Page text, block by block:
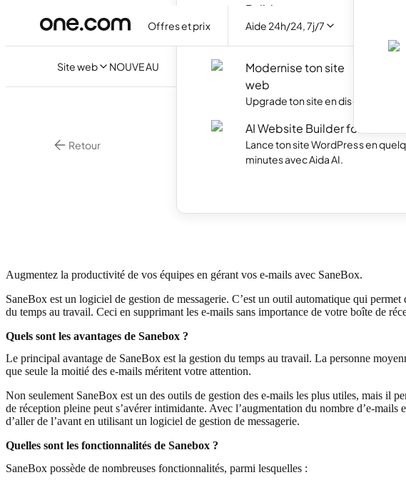
Offres et prix Aide 24h/24, 7j/7
Site web NOUVEAU
Builder
Crée ton site facilement en
Modernise ton site
web
Upgrade ton site en discutant avec
AI Website Builder for WP
Lance ton site WordPress en
minutes avec Aida AI.
Retour
Email •5 min. de lecture
Qu’est-ce
Augmentez la productivité de vos équipes en gérant vos e-mails avec SaneBox.
SaneBox est un logiciel de gestion de messagerie. C’est un outil automatique qui
du temps au travail. Ceci en supprimant les e-mails sans importance de votre boîte de
Quels sont les avantages de Sanebox ?
Le principal avantage de SaneBox est la gestion du temps au travail. La personne
que seule la moitié des e-mails méritent votre attention.
Non seulement SaneBox est un des outils de gestion des e-mails les plus utiles, mais il
de réception pleine peut s’avérer intimidante. Avec l’augmentation du nombre d’e-
d’aller de l’avant en utilisant un logiciel de gestion de messagerie.
Quelles sont les fonctionnalités de Sanebox ?
SaneBox possède de nombreuses fonctionnalités, parmi lesquelles :